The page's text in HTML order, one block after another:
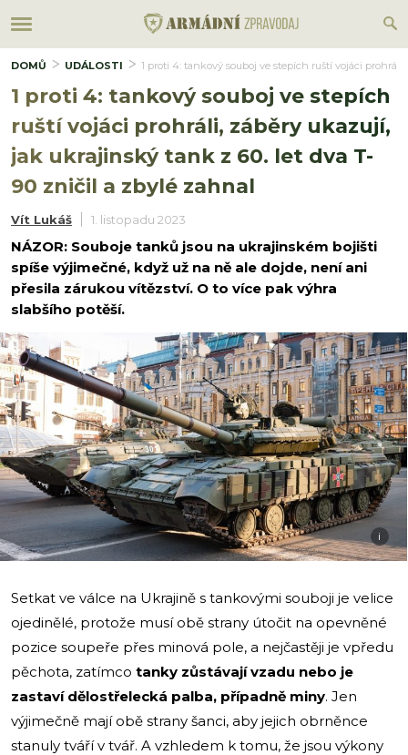
DOMŮ UDÁLOSTI 1 proti 4: tankový souboj ve stepích ruští vojáci
1 proti 4: tankový souboj ve stepích
ruští vojáci prohráli, záběry ukazují,
jak ukrajinský tank z 60. let dva T-
90 zničil a zbylé zahnal
Vít Lukáš 1. listopadu 2023
NÁZOR: Souboje tanků jsou na ukrajinském bojišti
spíše výjimečné, když už na ně ale dojde, není ani
přesila zárukou vítězství. O to více pak výhra
slabšího potěší.
i
Setkat ve válce na Ukrajině s tankovými souboji je velice
ojedinělé, protože musí obě strany útočit na opevněné
pozice soupeře přes minová pole, a nejčastěji je vpředu
pěchota, zatímco tanky zůstávají vzadu nebo je
zastaví dělostřelecká palba, případně miny. Jen
výjimečně mají obě strany šanci, aby jejich obrněnce
stanuly tváří v tvář. A vzhledem k tomu, že jsou výkony